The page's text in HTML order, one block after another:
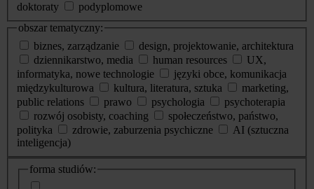
doktoraty
podyplomowe
obszar tematyczny:
biznes, zarządzanie
design, projektowanie, architektura
dziennikarstwo, media
human resources
UX,
informatyka, nowe technologie
języki obce, komunikacja
międzykulturowa
kultura, literatura, sztuka
marketing,
public relations
prawo psychologia
psychoterapia
rozwój osobisty, coaching
społeczeństwo, państwo,
polityka
zdrowie, zaburzenia psychiczne
AI (sztuczna
inteligencja)
dodatkowe
informacje
forma studiów: